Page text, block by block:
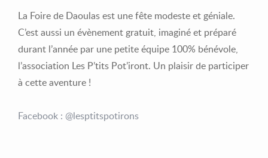
La Foire de Daoulas est une fête modeste et géniale.
C’est aussi un évènement gratuit, imaginé et préparé
durant l’année par une petite équipe 100% bénévole,
l’association Les P’tits Pot’iront. Un plaisir de participer
à cette aventure !
Facebook : @lesptitspotirons